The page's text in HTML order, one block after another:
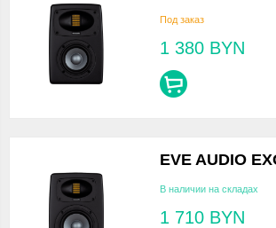
Под заказ
1 380 BYN
EVE AUDIO
В наличии на складах
1 710 BYN